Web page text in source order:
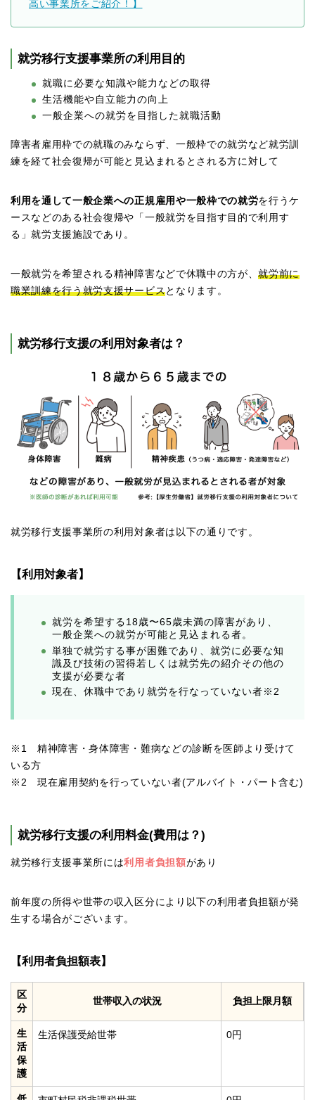
高い事業所をご紹介！】
就労移行支援事業所の利用目的
就職に必要な知識や能力などの取得
生活機能や自立能力の向上
一般企業への就労を目指した就職活動
障害者雇用枠での就職のみならず、一般枠での就労など就労訓
練を経て社会復帰が可能と見込まれるとされる方に対して
利用を通して一般企業への正規雇用や一般枠での就労を行うケ
ースなどのある社会復帰や「一般就労を目指す目的で利用す
る」就労支援施設であり。
一般就労を希望される精神障害などで休職中の方が、就労前に
職業訓練を行う就労支援サービスとなります。
就労移行支援の利用対象者は？
就労移行支援事業所の利用対象者は以下の通りです。
【利用対象者】
就労を希望する18歳〜65歳未満の障害があり、
一般企業への就労が可能と見込まれる者。
単独で就労する事が困難であり、就労に必要な知
識及び技術の習得若しくは就労先の紹介その他の
支援が必要な者
現在、休職中であり就労を行なっていない者※2
※1 精神障害・身体障害・難病などの診断を医師より受けて
いる方
※2 現在雇用契約を行っていない者(アルバイト・パート含む)
就労移行支援の利用料金(費用は？)
就労移行支援事業所には利用者負担額があり
前年度の所得や世帯の収入区分により以下の利用者負担額が発
生する場合がございます。
【利用者負担額表】
区
分
世帯収入の状況 負担上限月額
生
活
保
護
生活保護受給世帯 0円